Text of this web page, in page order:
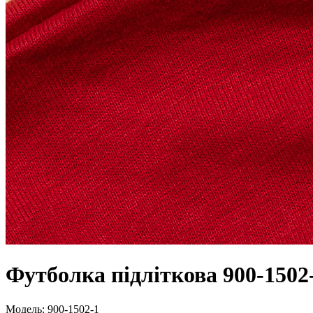
Футболка підліткова 900-
Модель: 900-1502-1